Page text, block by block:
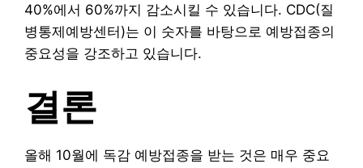
40%에서 60%까지 감소시킬 수 있습니다. CDC(질
병통제예방센터)는 이 숫자를 바탕으로 예방접종의
중요성을 강조하고 있습니다.
결론
올해 10월에 독감 예방접종을 받는 것은 매우 중요